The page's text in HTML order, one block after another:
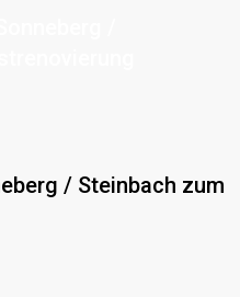
/ Steinbach zum